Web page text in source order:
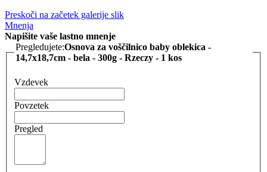
Preskoči na začetek galerije slik
Mnenja
Napišite vaše lastno mnenje
Pregledujete:Osnova za voščilnico baby oblekica -
14,7x18,7cm - bela - 300g - Rzeczy - 1 kos
Vzdevek
Povzetek
Pregled